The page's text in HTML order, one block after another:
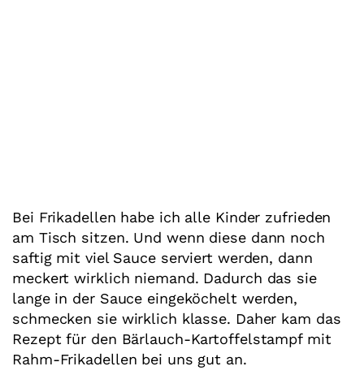
Bei Frikadellen habe ich alle Kinder zufrieden
am Tisch sitzen. Und wenn diese dann noch
saftig mit viel Sauce serviert werden, dann
meckert wirklich niemand. Dadurch das sie
lange in der Sauce eingeköchelt werden,
schmecken sie wirklich klasse. Daher kam das
Rezept für den Bärlauch-Kartoffelstampf mit
Rahm-Frikadellen bei uns gut an.